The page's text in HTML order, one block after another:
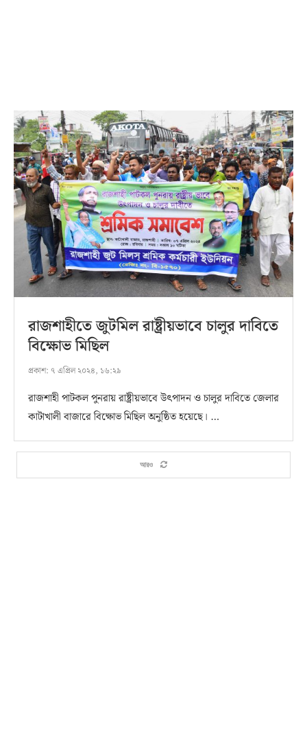
রাজশাহীতে জুটমিল রাষ্ট্রীয়ভাবে চালুর দাবিতে
বিক্ষোভ মিছিল
প্রকাশ: ৭ এপ্রিল ২০২৪, ১৬:২৯
রাজশাহী পাটকল পুনরায় রাষ্ট্রীয়ভাবে উৎপাদন ও চালুর দাবিতে জেলার
কাটাখালী বাজারে বিক্ষোভ মিছিল অনুষ্ঠিত হয়েছে। …
আরও